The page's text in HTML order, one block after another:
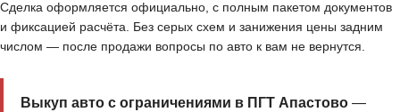
Сделка оформляется официально, с полным пакетом документов
и фиксацией расчёта. Без серых схем и занижения цены задним
числом — после продажи вопросы по авто к вам не вернутся.
Выкуп авто с ограничениями в ПГТ Апастово—